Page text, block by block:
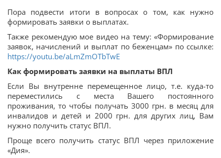
Пора подвести итоги в вопросах о том, как нужно
формировать заявки о выплатах.
Также рекомендую мое видео на тему: «Формирование
заявок, начислений и выплат по беженцам» по ссылке:
https://youtu.be/aLmZmOTbTwE
Как формировать заявки на выплаты ВПЛ
Если Вы внутренне перемещенное лицо, т.е. куда-то
переместились с места Вашего постоянного
проживания, то чтобы получать 3000 грн. в месяц для
инвалидов и детей и 2000 грн. для других лиц, Вам
нужно получить статус ВПЛ.
Проще всего получить статус ВПЛ через приложение
«Дия».